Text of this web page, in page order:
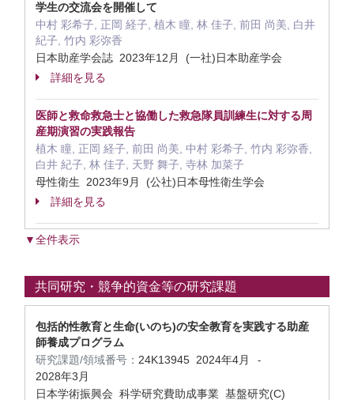
学生の交流会を開催して
中村 彩希子, 正岡 経子, 植木 瞳, 林 佳子, 前田 尚美, 白井
紀子, 竹内 彩弥香
日本助産学会誌 2023年12月 (一社)日本助産学会
詳細を見る
医師と救命救急士と協働した救急隊員訓練生に対する周
産期演習の実践報告
植木 瞳, 正岡 経子, 前田 尚美, 中村 彩希子, 竹内 彩弥香,
白井 紀子, 林 佳子, 天野 舞子, 寺林 加菜子
母性衛生 2023年9月 (公社)日本母性衛生学会
詳細を見る
▼全件表示
共同研究・競争的資金等の研究課題
包括的性教育と生命(いのち)の安全教育を実践する助産
師養成プログラム
研究課題/領域番号： 24K13945 2024年4月 -
2028年3月
日本学術振興会 科学研究費助成事業 基盤研究(C)